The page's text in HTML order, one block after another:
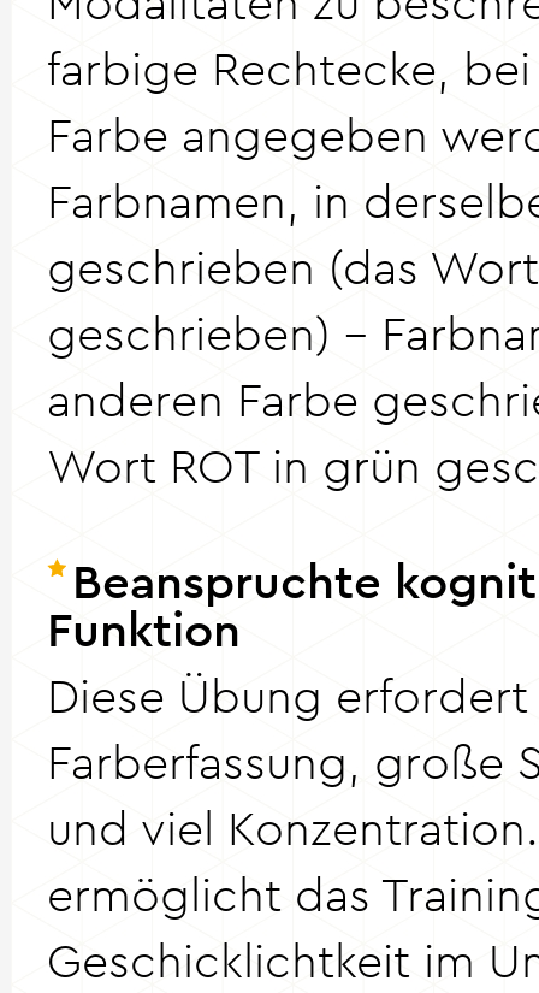
farbige Rechtecke,
Farbe angegeben
Farbnamen, in
geschrieben (das
geschrieben) -
anderen Farbe
Wort ROT in grün
Beanspruchte
Funktion
Diese Übung
Farberfassung, große
und viel
ermöglicht das
Geschicklichtkeit im